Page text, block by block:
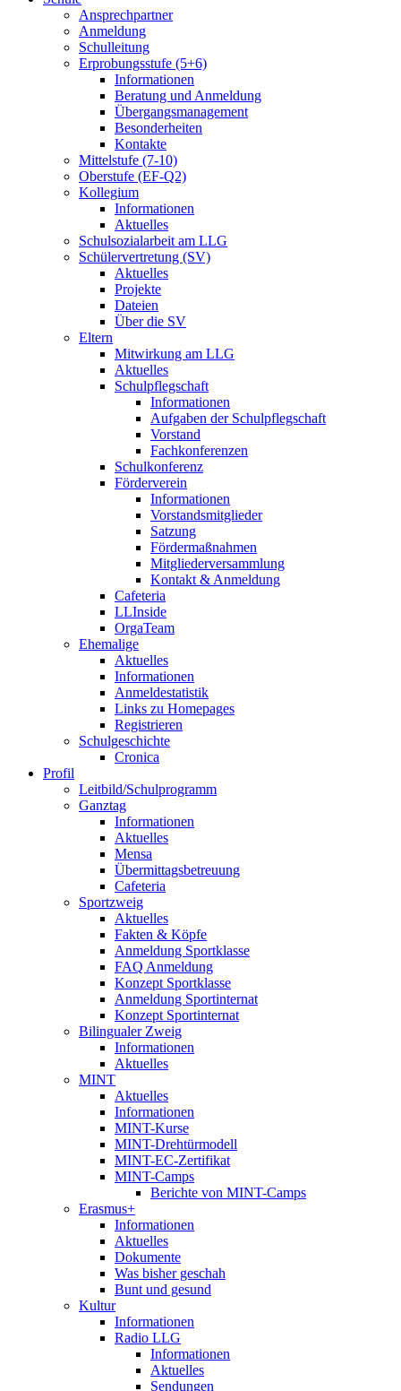
Ansprechpartner
Anmeldung
Schulleitung
Erprobungsstufe (5+6)
Informationen
Beratung und Anmeldung
Übergangsmanagement
Besonderheiten
Kontakte
Mittelstufe (7-10)
Oberstufe (EF-Q2)
Kollegium
Informationen
Aktuelles
Schulsozialarbeit am LLG
Schülervertretung (SV)
Aktuelles
Projekte
Dateien
Über die SV
Eltern
Mitwirkung am LLG
Aktuelles
Schulpflegschaft
Informationen
Aufgaben der Schulpflegschaft
Vorstand
Fachkonferenzen
Schulkonferenz
Förderverein
Informationen
Vorstandsmitglieder
Satzung
Fördermaßnahmen
Mitgliederversammlung
Kontakt & Anmeldung
Cafeteria
LLInside
OrgaTeam
Ehemalige
Aktuelles
Informationen
Anmeldestatistik
Links zu Homepages
Registrieren
Schulgeschichte
Cronica
Profil
Leitbild/Schulprogramm
Ganztag
Informationen
Aktuelles
Mensa
Übermittagsbetreuung
Cafeteria
Sportzweig
Aktuelles
Fakten & Köpfe
Anmeldung Sportklasse
FAQ Anmeldung
Konzept Sportklasse
Anmeldung Sportinternat
Konzept Sportinternat
Bilingualer Zweig
Informationen
Aktuelles
MINT
Aktuelles
Informationen
MINT-Kurse
MINT-Drehtürmodell
MINT-EC-Zertifikat
MINT-Camps
Berichte von MINT-Camps
Erasmus+
Informationen
Aktuelles
Dokumente
Was bisher geschah
Bunt und gesund
Kultur
Informationen
Radio LLG
Informationen
Aktuelles
Sendungen